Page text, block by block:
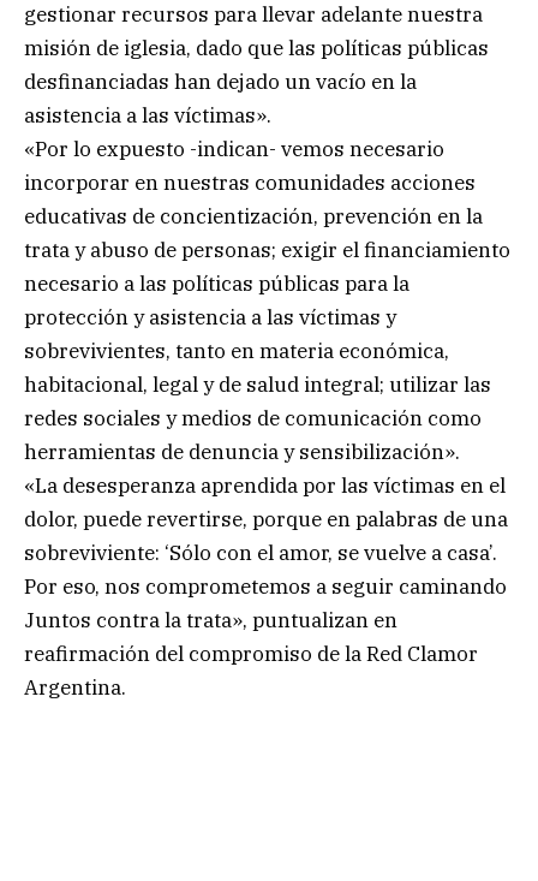
gestionar recursos para llevar adelante nuestra
misión de iglesia, dado que las políticas públicas
desfinanciadas han dejado un vacío en la
asistencia a las víctimas».
«Por lo expuesto -indican- vemos necesario
incorporar en nuestras comunidades acciones
educativas de concientización, prevención en la
trata y abuso de personas; exigir el financiamiento
necesario a las políticas públicas para la
protección y asistencia a las víctimas y
sobrevivientes, tanto en materia económica,
habitacional, legal y de salud integral; utilizar las
redes sociales y medios de comunicación como
herramientas de denuncia y sensibilización».
«La desesperanza aprendida por las víctimas en el
dolor, puede revertirse, porque en palabras de una
sobreviviente: ‘Sólo con el amor, se vuelve a casa’.
Por eso, nos comprometemos a seguir caminando
Juntos contra la trata», puntualizan en
reafirmación del compromiso de la Red Clamor
Argentina.